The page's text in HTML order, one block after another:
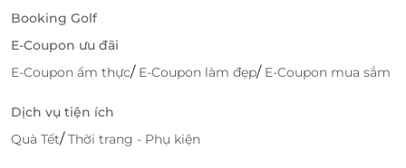
Booking Golf
E-Coupon ưu đãi
E-Coupon ẩm thực/ E-Coupon làm đẹp/ E-Coupon mua sắm
Dịch vụ tiện ích
Quà Tết/Thời trang - Phụ kiện